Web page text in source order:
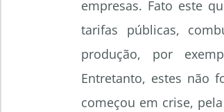
empresas. Fato este
tarifas públicas,
produção, por
Entretanto, estes não
começou em crise,